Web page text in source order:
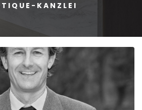
KANZLEI